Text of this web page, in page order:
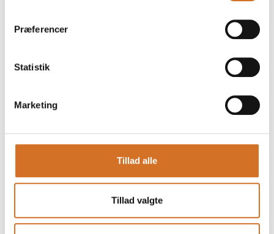
Præferencer
Statistik
Marketing
Tillad alle
Tillad valgte
Business director
Teamleader -
Foodservice
På messen
Stifter og
Produktansvarlig
Sales Executive